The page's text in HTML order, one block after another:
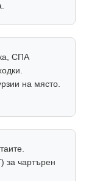
СПА
на място.
за чартърен